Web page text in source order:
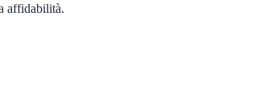
affidabilità.